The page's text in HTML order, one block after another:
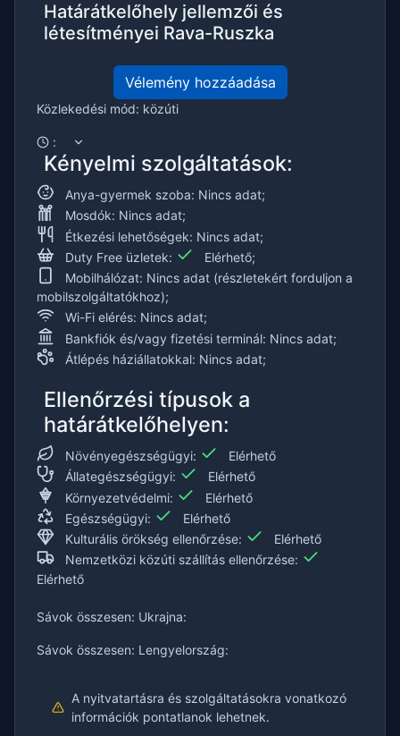
Határátkelőhely jellemzői és
létesítményei Rava-Ruszka
Vélemény hozzáadása
Közlekedési mód: közúti
:
Kényelmi szolgáltatások:
Anya-gyermek szoba: Nincs adat;
Mosdók: Nincs adat;
Étkezési lehetőségek: Nincs adat;
Duty Free üzletek:
Elérhető;
Mobilhálózat: Nincs adat (részletekért forduljon a
mobilszolgáltatókhoz);
Wi-Fi elérés: Nincs adat;
Bankfiók és/vagy fizetési terminál: Nincs adat;
Átlépés háziállatokkal: Nincs adat;
Ellenőrzési típusok a
határátkelőhelyen:
Növényegészségügyi:
Elérhető
Állategészségügyi:
Elérhető
Környezetvédelmi:
Elérhető
Egészségügyi:
Elérhető
Kulturális örökség ellenőrzése:
Elérhető
Nemzetközi közúti szállítás ellenőrzése:
Elérhető
Sávok összesen: Ukrajna:
Sávok összesen: Lengyelország:
A nyitvatartásra és szolgáltatásokra vonatkozó
információk pontatlanok lehetnek.